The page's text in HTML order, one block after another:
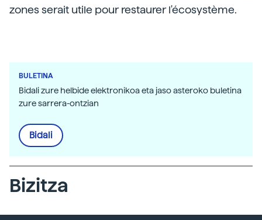
zones serait utile pour restaurer l'écosystème.
BULETINA
Bidali zure helbide elektronikoa eta jaso asteroko buletina
zure sarrera-ontzian
Bidali
Bizitza